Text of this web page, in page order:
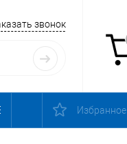
звонок
Избранное